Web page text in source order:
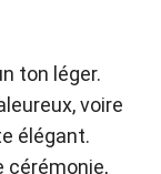
ton léger.
voire
élégant.
cérémonie,